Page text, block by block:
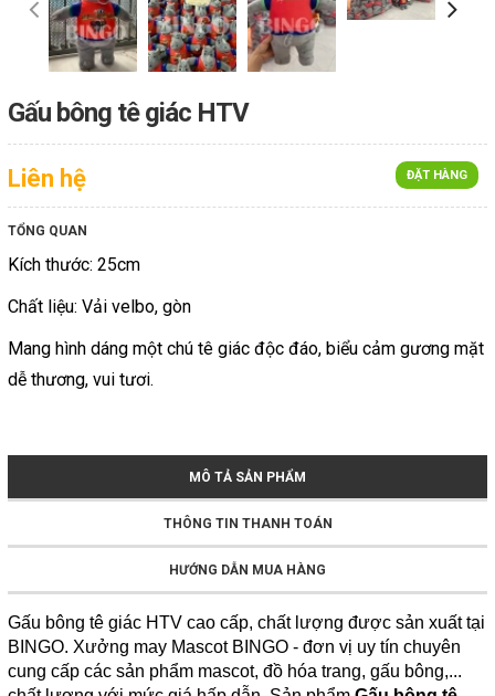
Gấu bông tê giác HTV
ĐẶT HÀNG
Liên hệ
TỔNG QUAN
Kích thước: 25cm
Chất liệu: Vải velbo, gòn
Mang hình dáng một chú tê giác độc đáo, biểu cảm gương mặt
dễ thương, vui tươi.
MÔ TẢ SẢN PHẨM
THÔNG TIN THANH TOÁN
HƯỚNG DẪN MUA HÀNG
Gấu bông tê giác HTV cao cấp, chất lượng được sản xuất tại
BINGO. Xưởng may Mascot BINGO - đơn vị uy tín chuyên
cung cấp các sản phẩm mascot, đồ hóa trang, gấu bông,...